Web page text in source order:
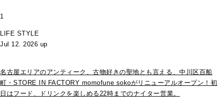
1
LIFE STYLE
Jul 12. 2026 up
名古屋エリアのアンティーク、古物好きの聖地とも言える、中川区百船
町・STORE IN FACTORY momofune sokoがリニューアルオープン！初
日はフード、ドリンクを楽しめる22時までのナイター営業。